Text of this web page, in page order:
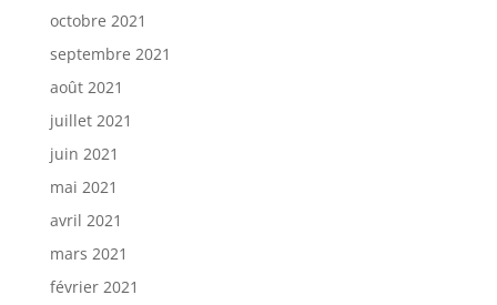
octobre 2021
septembre 2021
août 2021
juillet 2021
juin 2021
mai 2021
avril 2021
mars 2021
février 2021